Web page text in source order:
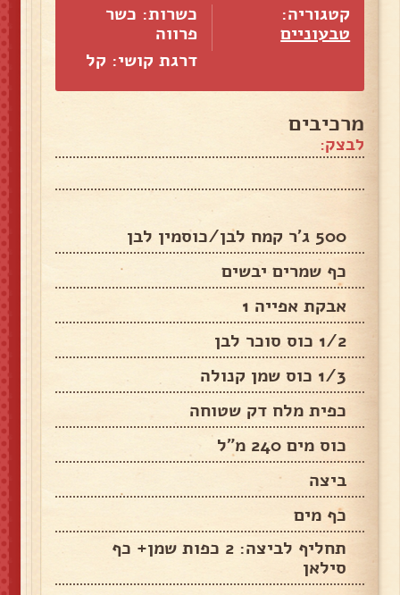
קטגוריה:
טבעוניים
כשרות: כשר
פרווה
דרגת קושי: קל
מרכיבים
לבצק:
500 ג'ר קמח לבן/כוסמין לבן
כף שמרים יבשים
אבקת אפייה 1
1/2 כוס סוכר לבן
1/3 כוס שמן קנולה
כפית מלח דק שטוחה
כוס מים 240 מ"ל
ביצה
כף מים
תחליף לביצה: 2 כפות שמן+ כף
סילאן